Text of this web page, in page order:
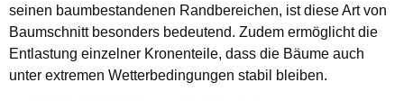
seinen baumbestandenen Randbereichen, ist diese Art von
Baumschnitt besonders bedeutend. Zudem ermöglicht die
Entlastung einzelner Kronenteile, dass die Bäume auch
unter extremen Wetterbedingungen stabil bleiben.